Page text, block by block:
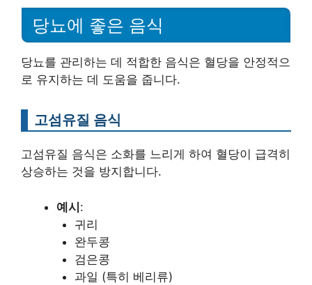
당뇨에 좋은 음식
당뇨를 관리하는 데 적합한 음식은 혈당을 안정적으
로 유지하는 데 도움을 줍니다.
고섬유질 음식
고섬유질 음식은 소화를 느리게 하여 혈당이 급격히
상승하는 것을 방지합니다.
예시:
귀리
완두콩
검은콩
과일 (특히 베리류)